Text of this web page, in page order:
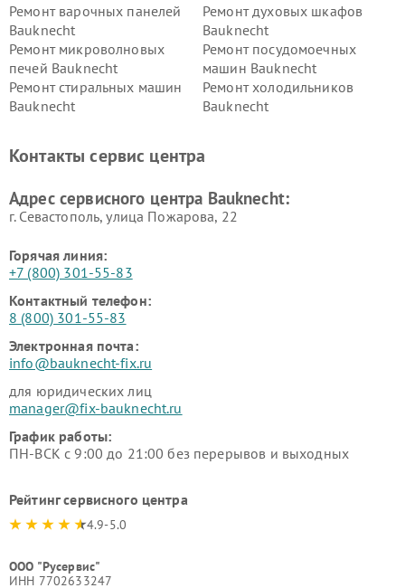
Ремонт варочных панелей
Bauknecht
Ремонт духовых шкафов
Bauknecht
Ремонт микроволновых
печей Bauknecht
Ремонт посудомоечных
машин Bauknecht
Ремонт стиральных машин
Bauknecht
Ремонт холодильников
Bauknecht
Контакты сервис центра
Адрес сервисного центра Bauknecht:
г. Севастополь, улица Пожарова, 22
Горячая линия:
+7 (800) 301-55-83
Контактный телефон:
8 (800) 301-55-83
Электронная почта:
info@bauknecht-fix.ru
для юридических лиц
manager@fix-bauknecht.ru
График работы:
ПН-ВСК с 9:00 до 21:00 без перерывов и выходных
Рейтинг сервисного центра
4.9-5.0
ООО "Русервис"
ИНН 7702633247